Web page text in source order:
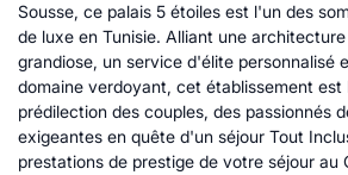
Sousse, ce palais 5 étoiles est l'un des
de luxe en Tunisie. Alliant une
grandiose, un service d'élite personnalisé
domaine verdoyant, cet établissement est
prédilection des couples, des passionnés
exigeantes en quête d'un séjour Tout
prestations de prestige de votre séjour au